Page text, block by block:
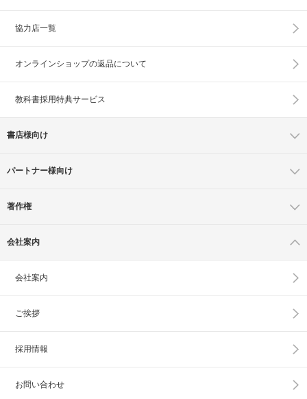
協力店一覧
オンラインショップの返品について
教科書採用特典サービス
書店様向け
パートナー様向け
著作権
会社案内
会社案内
ご挨拶
採用情報
お問い合わせ